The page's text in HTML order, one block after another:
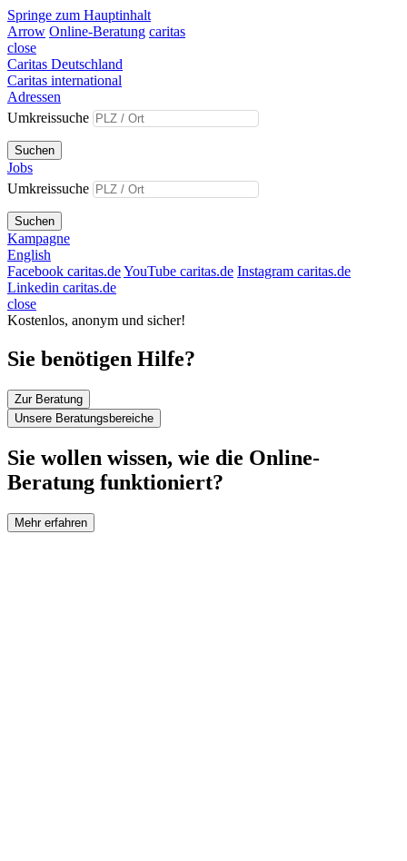
Springe zum Hauptinhalt
Arrow Online-Beratung caritas
close
Caritas Deutschland
Caritas international
Adressen
Umkreissuche
Suchen
Jobs
Umkreissuche
Suchen
Kampagne
English
Facebook caritas.deYouTube caritas.de Instagram caritas.de
Linkedin caritas.de
close
Kostenlos, anonym und sicher!
Sie benötigen Hilfe?
Zur Beratung
Unsere Beratungsbereiche
Sie wollen wissen, wie die Online-
Beratung funktioniert?
Mehr erfahren